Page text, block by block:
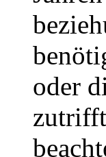
oder